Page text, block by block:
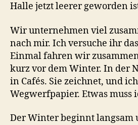
Halle jetzt leerer geworden
Wir unternehmen viel
nach mir. Ich versuche ihr
Einmal fahren wir
kurz vor dem Winter. In der
in Cafés. Sie zeichnet, und
Wegwerfpapier. Etwas muss
Der Winter beginnt langsam